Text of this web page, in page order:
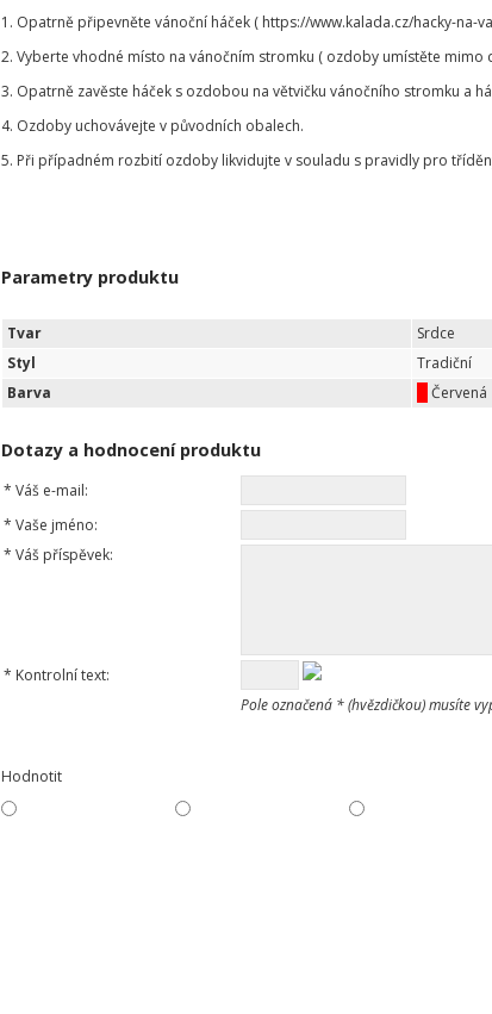
1. Opatrně připevněte vánoční háček ( https://www.kalada.cz/hacky-
2. Vyberte vhodné místo na vánočním stromku ( ozdoby umístěte mimo
3. Opatrně zavěste háček s ozdobou na větvičku vánočního stromku a
4. Ozdoby uchovávejte v původních obalech.
5. Při případném rozbití ozdoby likvidujte v souladu s pravidly pro
Parametry produktu
Tvar
Srdce
Styl
Tradiční
Barva
Červená
Dotazy a hodnocení produktu
* Váš e-mail:
* Vaše jméno:
* Váš příspěvek:
* Kontrolní text:
Pole označená * (hvězdičkou) musíte
Hodnotit